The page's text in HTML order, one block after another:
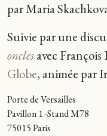
par Maria
Suivie par une
onclesavec François
Globe, animée par
Porte de Versailles
Pavillon 1 -Stand M78
75015 Paris